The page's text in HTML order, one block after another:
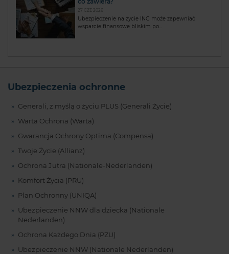
27 CZE 2026
Ubezpieczenie na życie ING może zapewniać
wsparcie finansowe bliskim po...
Ubezpieczenia ochronne
Generali, z myślą o życiu PLUS (Generali Życie)
Warta Ochrona (Warta)
Gwarancja Ochrony Optima (Compensa)
Twoje Życie (Allianz)
Ochrona Jutra (Nationale-Nederlanden)
Komfort Życia (PRU)
Plan Ochronny (UNIQA)
Ubezpieczenie NNW dla dziecka (Nationale
Nederlanden)
Ochrona Każdego Dnia (PZU)
Ubezpieczenie NNW (Nationale Nederlanden)